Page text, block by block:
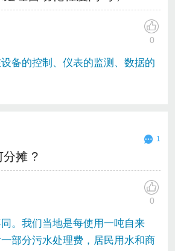
0
备的控制、仪表的监测、数据的
1
分摊 ?
0
。我们当地是每使用一吨自来
部分污水处理费，居民用水和商